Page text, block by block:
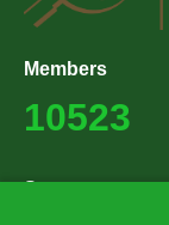
Members
10523
Supporters